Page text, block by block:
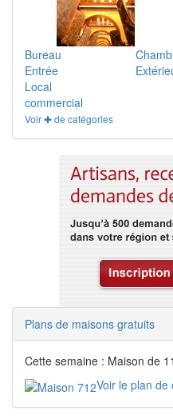
Bureau
Entrée
Local
commercial
Voir ✚ de catégories
Plans de maisons gratuits
Cette semaine : Maison de
Voir le plan de